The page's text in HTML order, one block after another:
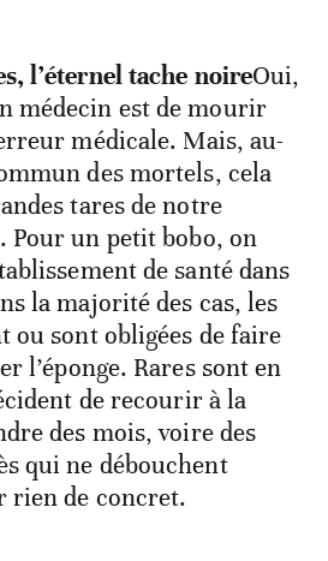
l’éternel tache noireOui,
médecin est de mourir
médicale. Mais, au-
des mortels, cela
tares de notre
Pour un petit bobo, on
de santé dans
la majorité des cas, les
ou sont obligées de faire
l’éponge. Rares sont en
de recourir à la
des mois, voire des
qui ne débouchent
rien de concret.